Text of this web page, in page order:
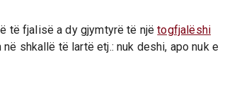
të fjalisë a dy gjymtyrë të një togfjalëshi
në shkallë të lartë etj.: nuk deshi, apo nuk e